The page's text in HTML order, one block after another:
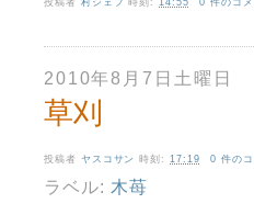
投稿者 村シェフ 時刻:14:55 0 件のコ
2010年8月7日土曜日
草刈
投稿者 ヤスコサン 時刻: 17:19 0 件の
ラベル: 木苺